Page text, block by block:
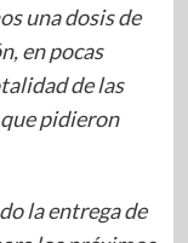
una dosis de
en pocas
de las
pidieron
la entrega de